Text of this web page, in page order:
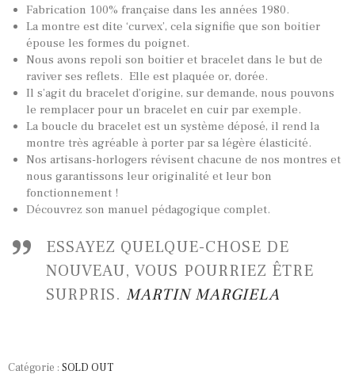
TOUTES NOS VINTAGES
MONTRES PAR HISTOIRES
CONTACTS & HISTORIQUE
PANIER
Fabrication 100% française dans les années 1980.
La montre est dite ‘curvex’, cela signifie que son boitier
épouse les formes du poignet.
Nous avons repoli son boitier et bracelet dans le but de
raviver ses reflets. Elle est plaquée or, dorée.
Il s’agit du bracelet d’origine, sur demande, nous pouvons
le remplacer pour un bracelet en cuir par exemple.
La boucle du bracelet est un système déposé, il rend la
montre très agréable à porter par sa légère élasticité.
Nos artisans-horlogers révisent chacune de nos montres et
nous garantissons leur originalité et leur bon
fonctionnement !
Découvrez son manuel pédagogique complet.
ESSAYEZ QUELQUE-CHOSE DE
NOUVEAU, VOUS POURRIEZ ÊTRE
SURPRIS. MARTIN MARGIELA
Catégorie : SOLD OUT